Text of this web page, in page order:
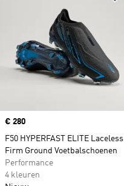
Price
€ 280
F50 HYPERFAST ELITE Laceless
Firm Ground Voetbalschoenen
Performance
4 kleuren